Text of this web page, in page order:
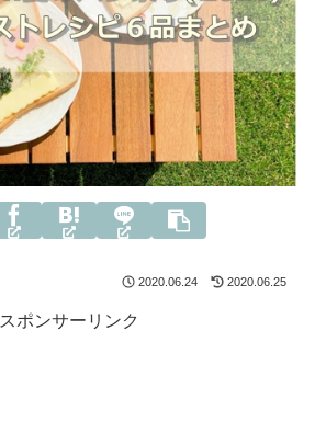
2020.06.24 2020.06.25
スポンサーリンク